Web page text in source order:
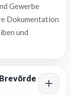
Gewerbe
Dokumentation
und